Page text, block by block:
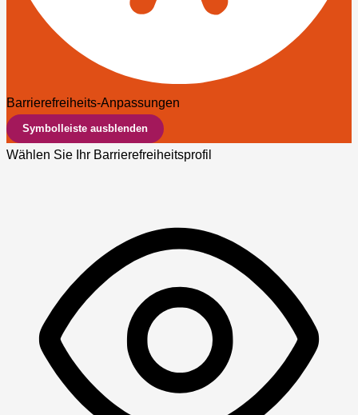
Barrierefreiheits-Anpassungen
Symbolleiste ausblenden
Wählen Sie Ihr Barrierefreiheitsprofil